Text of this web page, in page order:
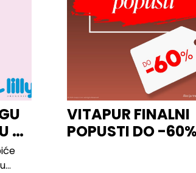
U
VITAPUR FINALNI
POPUSTI DO -60%